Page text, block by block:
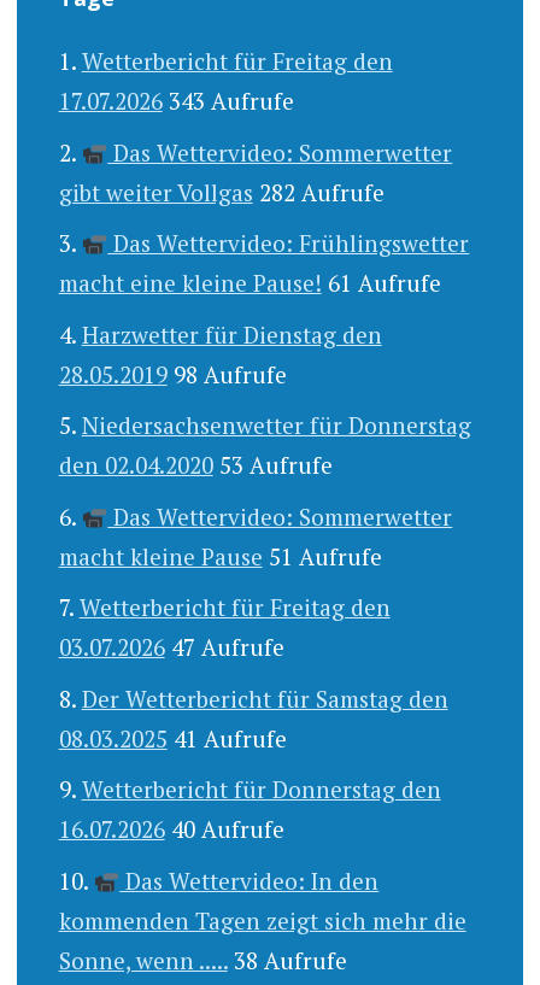
Wetterbericht für Freitag den
17.07.2026 343 Aufrufe
Das Wettervideo: Sommerwetter
gibt weiter Vollgas 282 Aufrufe
Das Wettervideo: Frühlingswetter
macht eine kleine Pause! 61 Aufrufe
Harzwetter für Dienstag den
28.05.2019 98 Aufrufe
Niedersachsenwetter für Donnerstag
den 02.04.2020 53 Aufrufe
Das Wettervideo: Sommerwetter
macht kleine Pause 51 Aufrufe
Wetterbericht für Freitag den
03.07.2026 47 Aufrufe
Der Wetterbericht für Samstag den
08.03.2025 41 Aufrufe
Wetterbericht für Donnerstag den
16.07.2026 40 Aufrufe
Das Wettervideo: In den
kommenden Tagen zeigt sich mehr die
Sonne, wenn ..... 38 Aufrufe